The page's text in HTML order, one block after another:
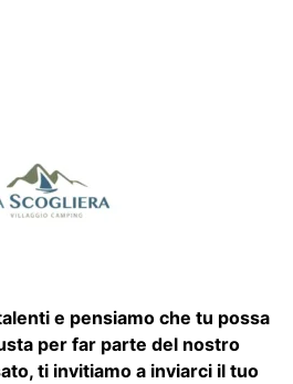
e pensiamo che tu possa
per far parte del nostro
ti invitiamo a inviarci il tuo